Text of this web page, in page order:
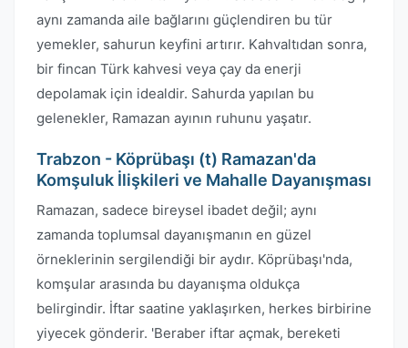
aynı zamanda aile bağlarını güçlendiren bu tür
yemekler, sahurun keyfini artırır. Kahvaltıdan sonra,
bir fincan Türk kahvesi veya çay da enerji
depolamak için idealdir. Sahurda yapılan bu
gelenekler, Ramazan ayının ruhunu yaşatır.
Trabzon - Köprübaşı (t) Ramazan'da
Komşuluk İlişkileri ve Mahalle Dayanışması
Ramazan, sadece bireysel ibadet değil; aynı
zamanda toplumsal dayanışmanın en güzel
örneklerinin sergilendiği bir aydır. Köprübaşı'nda,
komşular arasında bu dayanışma oldukça
belirgindir. İftar saatine yaklaşırken, herkes birbirine
yiyecek gönderir. 'Beraber iftar açmak, bereketi